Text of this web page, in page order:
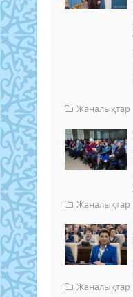
Жаңалықтар
Жаңалықтар
Жаңалықтар